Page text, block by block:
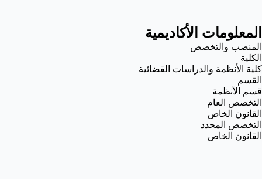
المعلومات الأكاديمية
المنصب والتخصص
الكلية
كلية الأنظمة والدراسات القضائية
القسم
قسم الأنظمة
التخصص العام
القانون الخاص
التخصص المحدد
القانون الخاص